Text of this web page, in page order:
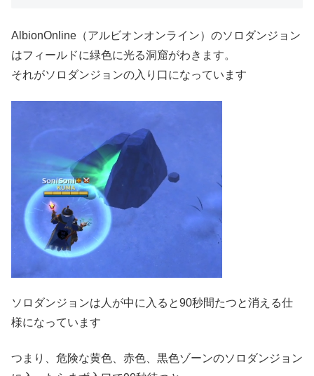
AlbionOnline（アルビオンオンライン）のソロダンジョン
はフィールドに緑色に光る洞窟がわきます。
それがソロダンジョンの入り口になっています
ソロダンジョンは人が中に入ると90秒間たつと消える仕
様になっています
つまり、危険な黄色、赤色、黒色ゾーンのソロダンジョン